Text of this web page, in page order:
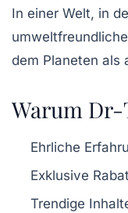
In einer Welt, in
dem Planeten als
Warum
Ehrliche
Exklusive
Trendige